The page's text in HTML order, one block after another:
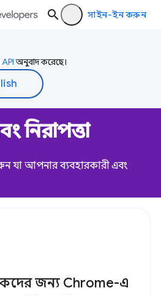
সাইন-ইন করুন
অনুবাদ করেছে।
নিরাপত্তা
যা আপনার ব্যবহারকারী এবং
জন্য Chrome-এ